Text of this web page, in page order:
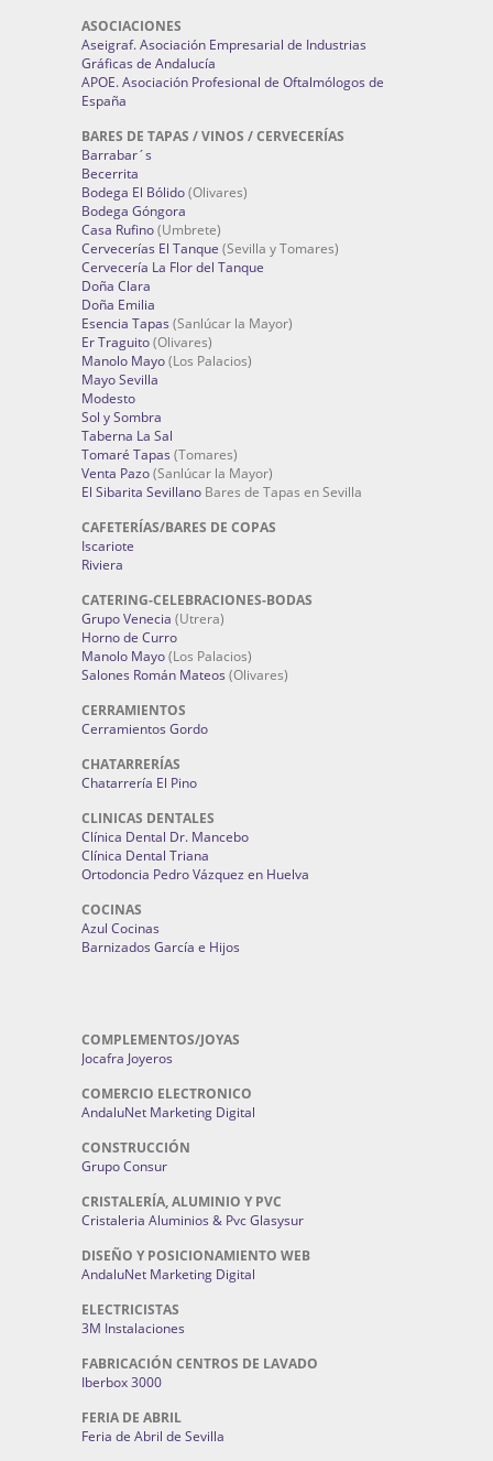
ASOCIACIONES
Aseigraf. Asociación Empresarial de Industrias
Gráficas de Andalucía
APOE. Asociación Profesional de Oftalmólogos de
España
BARES DE TAPAS / VINOS / CERVECERÍAS
Barrabar´s
Becerrita
Bodega El Bólido(Olivares)
Bodega Góngora
Casa Rufino(Umbrete)
Cervecerías El Tanque (Sevilla y Tomares)
Cervecería La Flor del Tanque
Doña Clara
Doña Emilia
Esencia Tapas (Sanlúcar la Mayor)
Er Traguito(Olivares)
Manolo Mayo(Los Palacios)
Mayo Sevilla
Modesto
Sol y Sombra
Taberna La Sal
Tomaré Tapas (Tomares)
Venta Pazo(Sanlúcar la Mayor)
El Sibarita Sevillano Bares de Tapas en Sevilla
CAFETERÍAS/BARES DE COPAS
Iscariote
Riviera
CATERING-CELEBRACIONES-BODAS
Grupo Venecia (Utrera)
Horno de Curro
Manolo Mayo(Los Palacios)
Salones Román Mateos (Olivares)
CERRAMIENTOS
Cerramientos Gordo
CHATARRERÍAS
Chatarrería El Pino
CLINICAS DENTALES
Clínica Dental Dr. Mancebo
Clínica Dental Triana
Ortodoncia Pedro Vázquez en Huelva
COCINAS
Azul Cocinas
Barnizados García e Hijos
COMPLEMENTOS/JOYAS
Jocafra Joyeros
COMERCIO ELECTRONICO
AndaluNet Marketing Digital
CONSTRUCCIÓN
Grupo Consur
CRISTALERÍA, ALUMINIO Y PVC
Cristaleria Aluminios & Pvc Glasysur
DISEÑO Y POSICIONAMIENTO WEB
AndaluNet Marketing Digital
ELECTRICISTAS
3M Instalaciones
FABRICACIÓN CENTROS DE LAVADO
Iberbox 3000
FERIA DE ABRIL
Feria de Abril de Sevilla